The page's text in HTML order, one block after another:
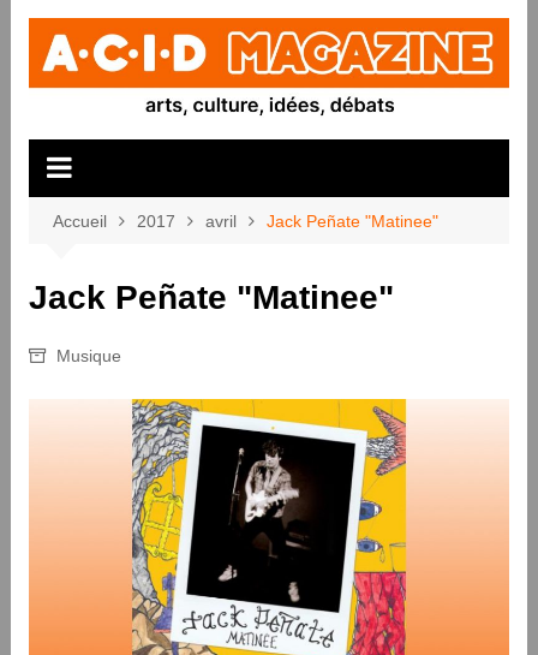
Aller
contenu
Accueil 2017 avril Jack Peñate "Matinee"
Jack Peñate "Matinee"
Musique